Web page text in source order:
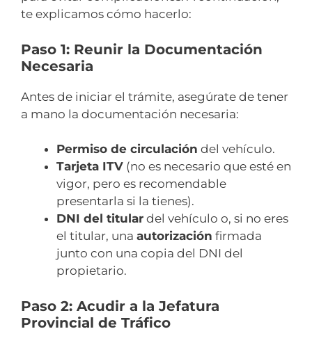
te explicamos cómo hacerlo:
Paso 1: Reunir la Documentación
Necesaria
Antes de iniciar el trámite, asegúrate de tener
a mano la documentación necesaria:
Permiso de circulación del vehículo.
Tarjeta ITV (no es necesario que esté en
vigor, pero es recomendable
presentarla si la tienes).
DNI del titular del vehículo o, si no eres
el titular, una autorización firmada
junto con una copia del DNI del
propietario.
Paso 2: Acudir a la Jefatura
Provincial de Tráfico